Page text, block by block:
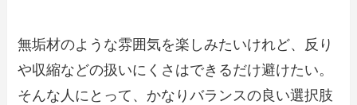
無垢材のような雰囲気を楽しみたいけれど、反り
や収縮などの扱いにくさはできるだけ避けたい。
そんな人にとって、かなりバランスの良い選択肢